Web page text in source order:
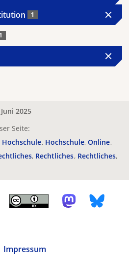
1
1
2025
Seite:
Hochschule Hochschule Online
Rechtliches Rechtliches
Impressum